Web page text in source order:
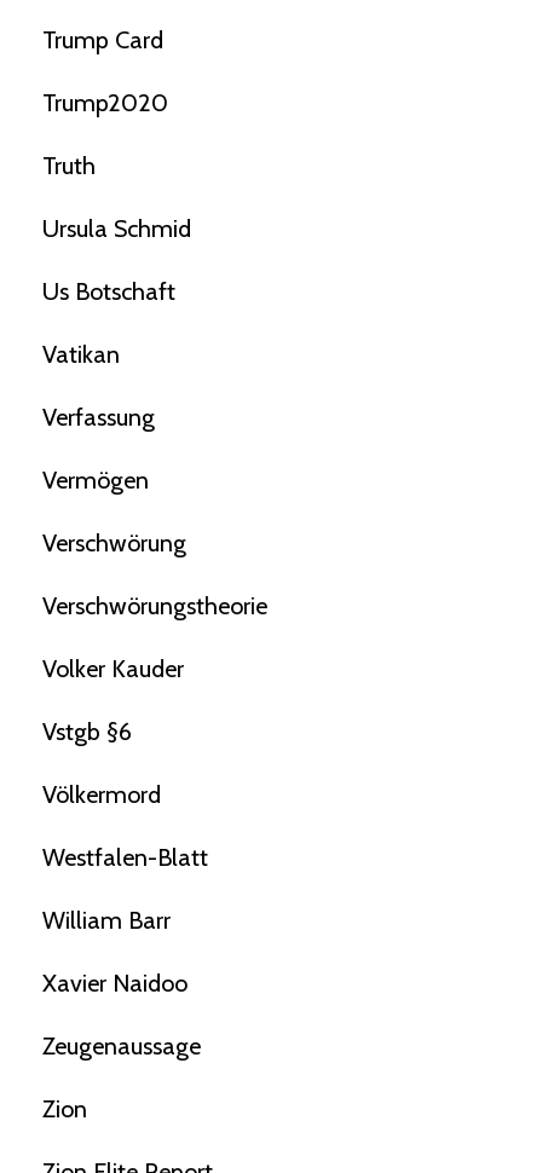
Trump Card
Trump2020
Truth
Ursula Schmid
Us Botschaft
Vatikan
Verfassung
Vermögen
Verschwörung
Verschwörungstheorie
Volker Kauder
Vstgb §6
Völkermord
Westfalen-Blatt
William Barr
Xavier Naidoo
Zeugenaussage
Zion